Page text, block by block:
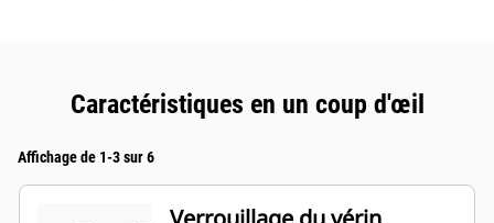
Caractéristiques en un coup d'œil
Affichage de 1-3 sur 6